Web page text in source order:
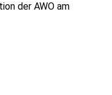
der AWO am